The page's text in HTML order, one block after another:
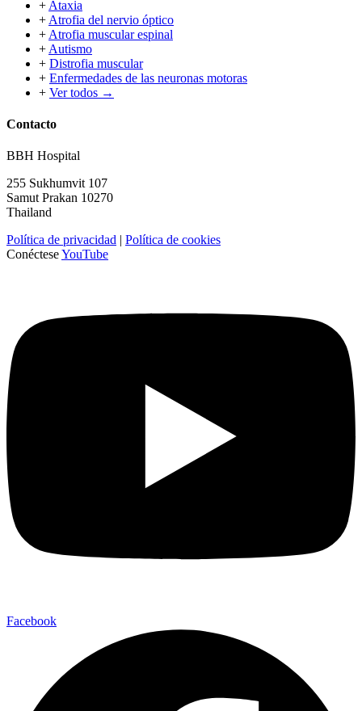
+ Ataxia
+ Atrofia del nervio óptico
+ Atrofia muscular espinal
+ Autismo
+ Distrofia muscular
+ Enfermedades de las neuronas motoras
+ Ver todos →
Contacto
BBH Hospital
255 Sukhumvit 107
Samut Prakan 10270
Thailand
Política de privacidad | Política de cookies
ConécteseYouTube
Facebook